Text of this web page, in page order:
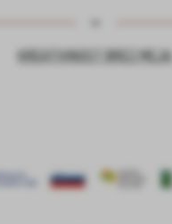
KREATIVNOST BREZ MEJA